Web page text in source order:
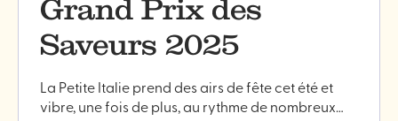
Grand Prix des
Saveurs 2025
La Petite Italie prend des airs de fête cet été et
vibre, une fois de plus, au rythme de nombreux…